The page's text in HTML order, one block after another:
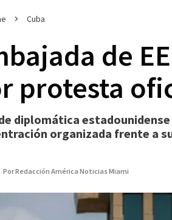
Cuba
de
protesta
diplomática
organizada frente a
PorRedacción América Noticias Miami